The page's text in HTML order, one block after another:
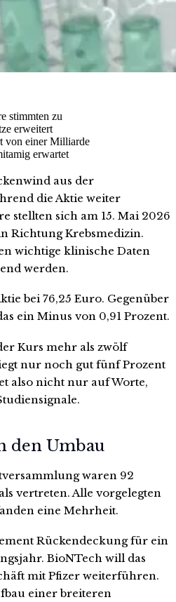
stimmten zu
erweitert
von einer Milliarde
erwartet
aus der
die Aktie weiter
stellten sich am 15. Mai 2026
Richtung Krebsmedizin.
wichtige klinische Daten
werden.
bei 76,25 Euro. Gegenüber
ein Minus von 0,91 Prozent.
Kurs mehr als zwölf
nur noch gut fünf Prozent
also nicht nur auf Worte,
den Umbau
waren 92
vertreten. Alle vorgelegten
eine Mehrheit.
Rückendeckung für ein
BioNTech will das
mit Pfizer weiterführen.
einer breiteren